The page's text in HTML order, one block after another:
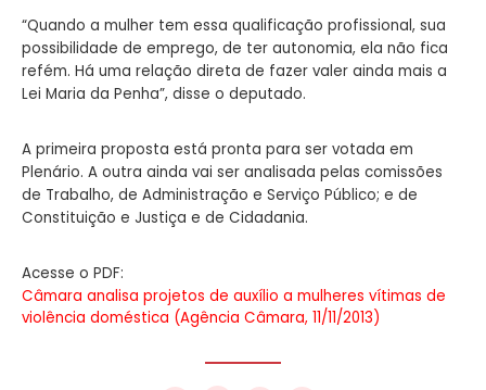
“Quando a mulher tem essa qualificação profissional, sua
possibilidade de emprego, de ter autonomia, ela não fica
refém. Há uma relação direta de fazer valer ainda mais a
Lei Maria da Penha”, disse o deputado.
A primeira proposta está pronta para ser votada em
Plenário. A outra ainda vai ser analisada pelas comissões
de Trabalho, de Administração e Serviço Público; e de
Constituição e Justiça e de Cidadania.
Acesse o PDF:
Câmara analisa projetos de auxílio a mulheres vítimas de
violência doméstica (Agência Câmara, 11/11/2013)